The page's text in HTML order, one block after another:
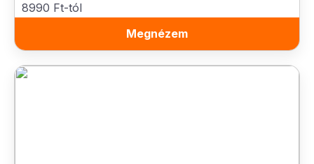
8990 Ft-tól
Megnézem